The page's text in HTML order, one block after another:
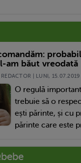
am băut vreodată
| LUNI, 15.07.2019
O regulă
trebuie să o
ești părinte, și cu
părinte care este